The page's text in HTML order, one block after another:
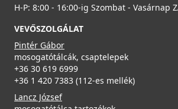
ELLECI - Csaptelep Cloud G40
MGKCLO40
89 990 Ft
Részletek
H-P: 8:00 - 16:00-ig Szombat - Vasárnap
VEVŐSZOLGÁLAT
Pintér Gábor
mosogatótálcák, csaptelepek
+36 30 619 6999
+36 1 420 7383 (112-es mellék)
Lancz József